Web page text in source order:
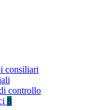
consiliari
controllo
8